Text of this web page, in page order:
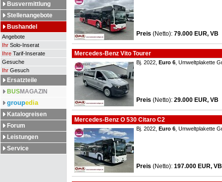
Busvermittlung
Stellenangebote
Bushandel
Angebote
Ihr Solo-Inserat
Ihre Tarif-Inserate
Gesuche
Ihr Gesuch
Ersatzteile
BUSMAGAZIN
groupedia
Katalogreisen
Forum
Leistungen
Service
Preis (Netto): 79.000 EUR, VB
Mercedes-Benz Vito Tourer
Bj. 2022, Euro 6 , Umweltplakette
Preis (Netto): 29.000 EUR, VB
Mercedes-Benz O 530 Citaro C2
Bj. 2022, Euro 6 , Umweltplakette
Preis (Netto): 197.000 EUR, VB